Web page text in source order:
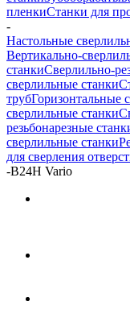
пленкиСтанки для
-
Настольные
Вертикально-
станкиСверлильно-
сверлильные станки
трубГоризонтальные
сверлильные станки
резьбонарезные
сверлильные станки
для сверления
-B24H Vario